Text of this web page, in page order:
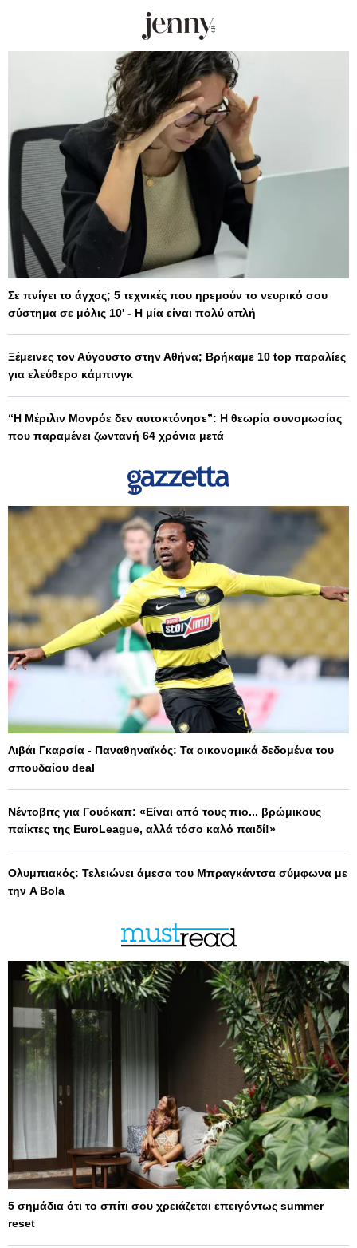
Σε πνίγει το άγχος; 5 τεχνικές που ηρεμούν το νευρικό σου
σύστημα σε μόλις 10' - Η μία είναι πολύ απλή
Ξέμεινες τον Αύγουστο στην Αθήνα; Βρήκαμε 10 top παραλίες
για ελεύθερο κάμπινγκ
“Η Μέριλιν Μονρόε δεν αυτοκτόνησε”: Η θεωρία συνομωσίας
που παραμένει ζωντανή 64 χρόνια μετά
Λιβάι Γκαρσία - Παναθηναϊκός: Τα οικονομικά δεδομένα του
σπουδαίου deal
Νέντοβιτς για Γουόκαπ: «Είναι από τους πιο... βρώμικους
παίκτες της EuroLeague, αλλά τόσο καλό παιδί!»
Ολυμπιακός: Τελειώνει άμεσα του Μπραγκάντσα σύμφωνα με
την A Bola
5 σημάδια ότι το σπίτι σου χρειάζεται επειγόντως summer
reset